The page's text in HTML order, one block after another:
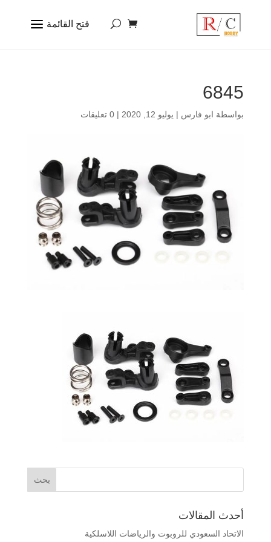
6845
بواسطة ابو فارس | يوليو 12, 2020 | 0 تعليقات
أحدث المقالات
الاتحاد السعودي للروبوت والرياضات اللاسلكية